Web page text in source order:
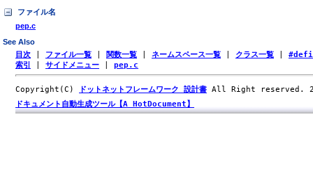
ファイル名
pep.c
See Also
目次 ファイル一覧 関数一覧 ネームスペース一覧 クラス一覧
索引
サイドメニュー pep.c
Copyright(C) ドットネットフレームワーク 設計書 All Right reserved.
ドキュメント自動生成ツール【A HotDocument】